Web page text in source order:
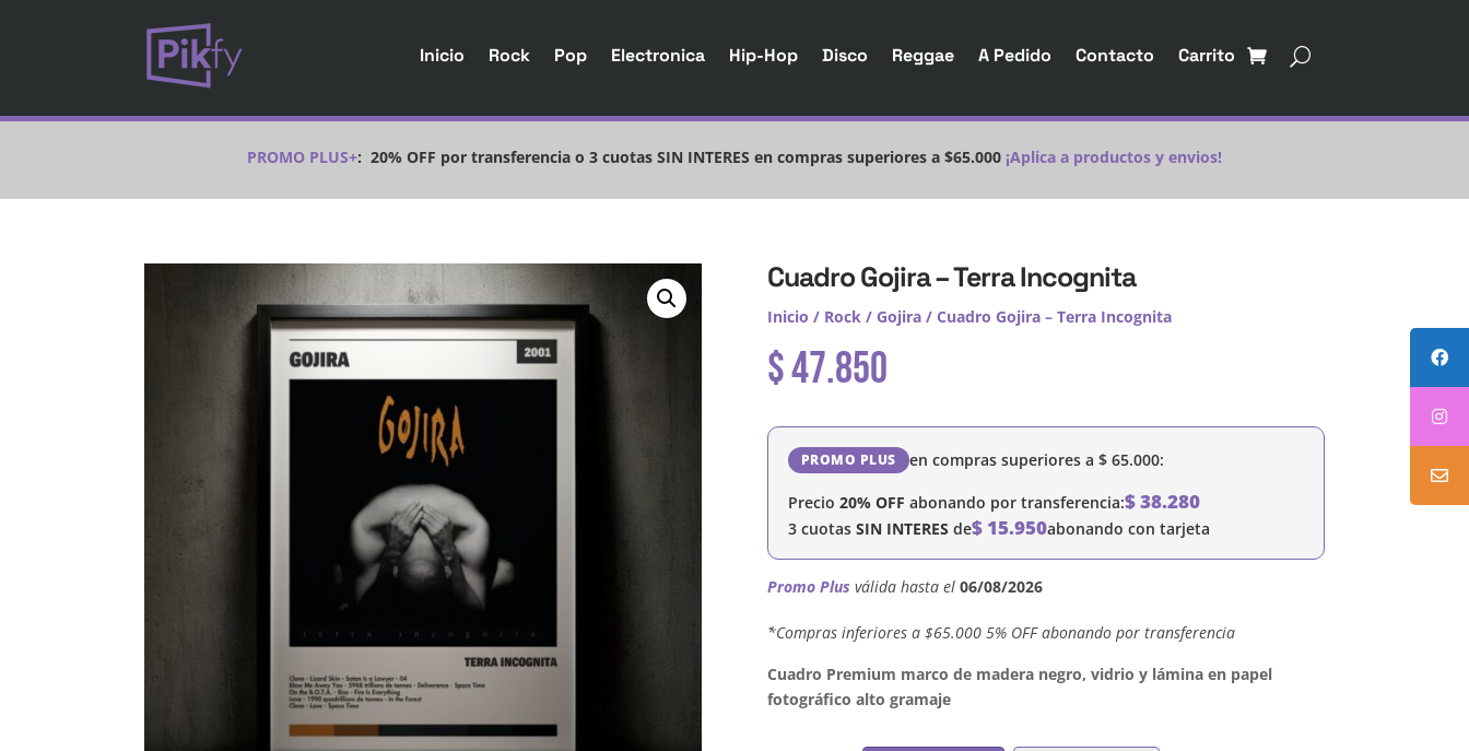
Inicio Rock Pop Electronica Hip-Hop Disco Reggae A Pedido Contacto Carrito
PROMO PLUS+: 20% OFF por transferencia o 3 cuotas SIN INTERES en compras superiores a $65.000 ¡Aplica a productos y envios!
Cuadro Gojira – Terra Incognita
Inicio / Rock/ Gojira/ Cuadro Gojira – Terra Incognita
$47.850
PROMO PLUS en compras superiores a $65.000:
Precio 20% OFF abonando por transferencia:$38.280
3 cuotas SIN INTERES de$15.950abonando con tarjeta
Promo Plus válida hasta el 06/08/2026
´*Compras inferiores a $65.000 5% OFF abonando por transferencia
Cuadro Premium marco de madera negro, vidrio y lámina en papel
fotográfico alto gramaje